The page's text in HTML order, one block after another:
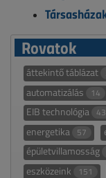
Rovatok
áttekintő táblázat
automatizálás 14
EIB technológia 43
energetika 57
épületvillamosság
eszközeink 151